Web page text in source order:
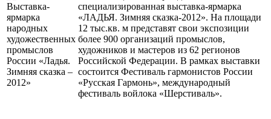
специализированная выставка-ярмарка
«ЛАДЬЯ. Зимняя сказка-2012». На площади
12 тыс.кв. м представят свои экспозиции
более 900 организаций промыслов,
художников и мастеров из 62 регионов
Российской Федерации. В рамках выставки
состоится Фестиваль гармонистов России
«Русская Гармонь», международный
фестиваль войлока «Шерстиваль».